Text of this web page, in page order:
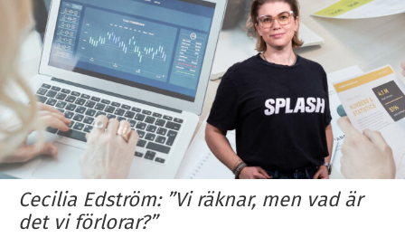
Cecilia Edström: ”Vi räknar, men vad är
det vi förlorar?”